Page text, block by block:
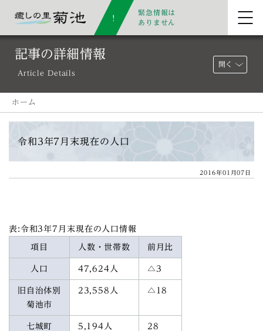
緊急情報は
ありません
記事の詳細情報
Article Details
開く
ホーム
令和3年7月末現在の人口
2016年01月07日
表:令和3年7月末現在の人口情報
項目 人数・世帯数 前月比
人口 47,624人 △3
旧自治体別
菊池市
23,558人 △18
七城町 5,194人 28